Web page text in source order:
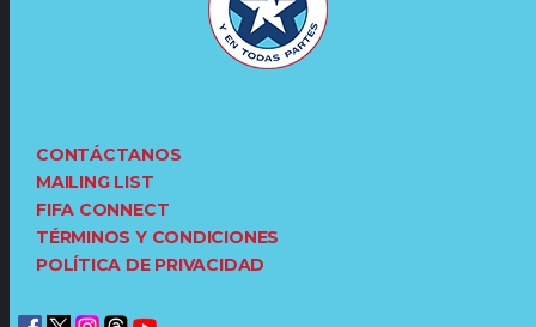
CONTÁCTANOS
MAILING LIST
FIFA CONNECT
TÉRMINOS Y CONDICIONES
POLÍTICA DE PRIVACIDAD